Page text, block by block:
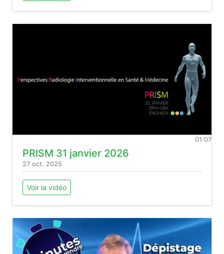
01:07
PRISM 31 janvier 2026
27 oct. 2025
Voir la vidéo